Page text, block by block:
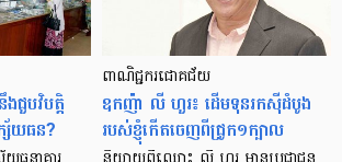
ង​ជួប​វិបត្តិ​
ស័យធន?
ពាណិជ្ជករជោគជ័យ
ឧកញ៉ា លី ហួរ៖ ដើមទុនរកស៊ីដំបូង
របស់ខ្ញុំកើតចេញពីជ្រូក១ក្បាល